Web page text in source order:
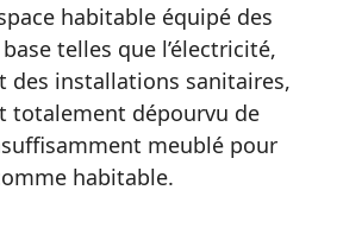
habitable équipé des
telles que l’électricité,
des installations sanitaires,
totalement dépourvu de
meublé pour
habitable.